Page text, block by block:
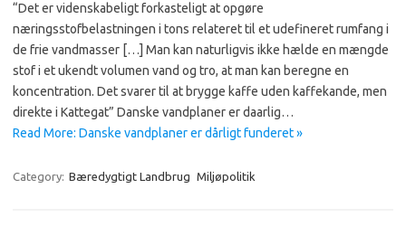
“Det er videnskabeligt forkasteligt at opgøre
næringsstofbelastningen i tons relateret til et udefineret rumfang i
de frie vandmasser […] Man kan naturligvis ikke hælde en mængde
stof i et ukendt volumen vand og tro, at man kan beregne en
koncentration. Det svarer til at brygge kaffe uden kaffekande, men
direkte i Kattegat” Danske vandplaner er daarlig…
Read More: Danske vandplaner er dårligt funderet »
Category: Bæredygtigt Landbrug Miljøpolitik